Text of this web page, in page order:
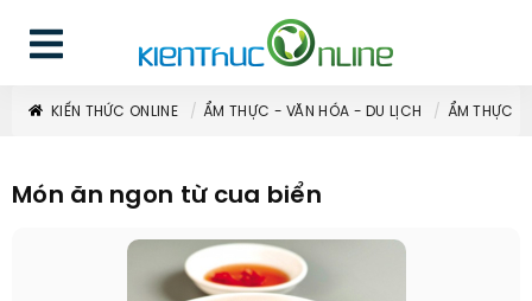
KIẾN THỨC ONLINE ẨM THỰC - VĂN HÓA - DU LỊCH ẨM THỰC
Món ăn ngon từ cua biển